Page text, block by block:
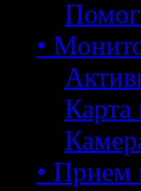
•
Карта
• Прием